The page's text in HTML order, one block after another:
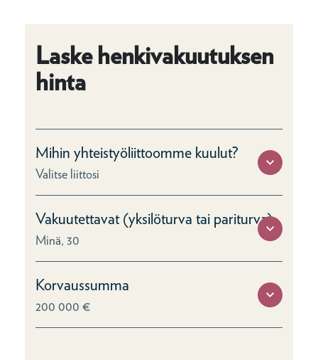
Laske henkivakuutuksen
hinta
Mihin yhteistyöliittoomme kuulut?
Valitse liittosi
Vakuutettavat (yksilöturva tai pariturva)
Minä, 30
Korvaussumma
200 000 €